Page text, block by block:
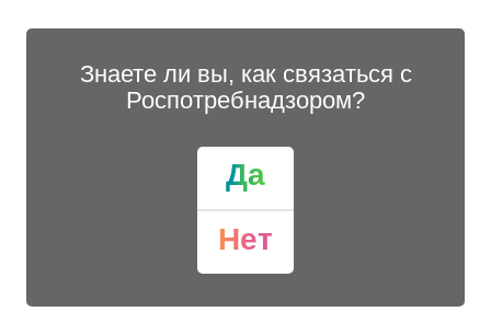
Знаете ли вы, как связаться с
Роспотребнадзором?
Да
Нет